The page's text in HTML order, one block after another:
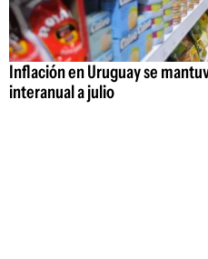
Inflación en Uruguay se
interanual a julio